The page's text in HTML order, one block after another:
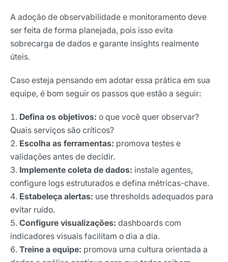
A adoção de observabilidade e monitoramento deve
ser feita de forma planejada, pois isso evita
sobrecarga de dados e garante insights realmente
úteis.
Caso esteja pensando em adotar essa prática em sua
equipe, é bom seguir os passos que estão a seguir:
Defina os objetivos: o que você quer observar?
Quais serviços são críticos?
Escolha as ferramentas: promova testes e
validações antes de decidir.
Implemente coleta de dados: instale agentes,
configure logs estruturados e defina métricas-chave.
Estabeleça alertas: use thresholds adequados para
evitar ruído.
Configure visualizações: dashboards com
indicadores visuais facilitam o dia a dia.
Treine a equipe: promova uma cultura orientada a